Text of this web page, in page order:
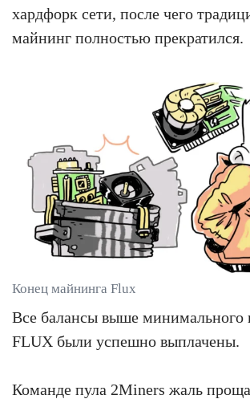
хардфорк сети, после чего
майнинг полностью прекратился.
Конец майнинга Flux
Все балансы выше минимального
FLUX были успешно выплачены.
Команде пула 2Miners жаль